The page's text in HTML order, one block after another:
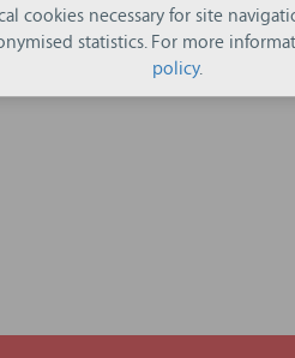
cookies necessary for site
statistics. For more
policy.